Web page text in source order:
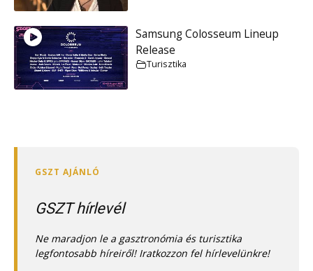
Samsung Colosseum Lineup
Release
Turisztika
GSZT hírlevél
Ne maradjon le a gasztronómia és turisztika
legfontosabb híreiről! Iratkozzon fel hírlevelünkre!